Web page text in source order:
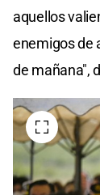
aquellos
enemigos de
de mañana",